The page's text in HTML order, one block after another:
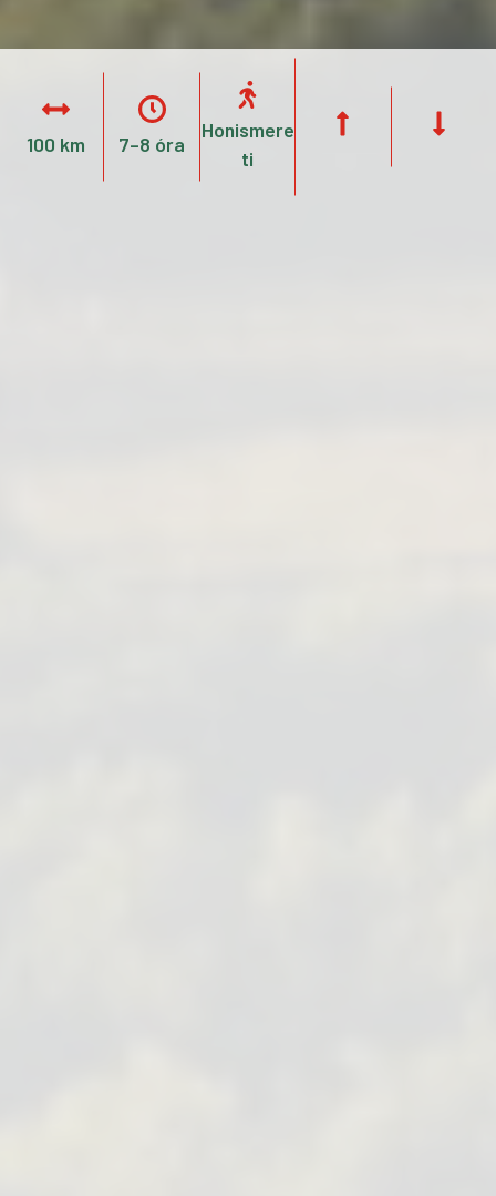
100 km 7–8 óra
Honismere
ti